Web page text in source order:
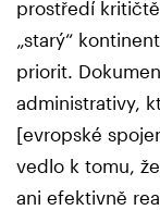
prostředí
„starý“
priorit.
administrativy,
[evropské
vedlo k tomu,
ani efektivně